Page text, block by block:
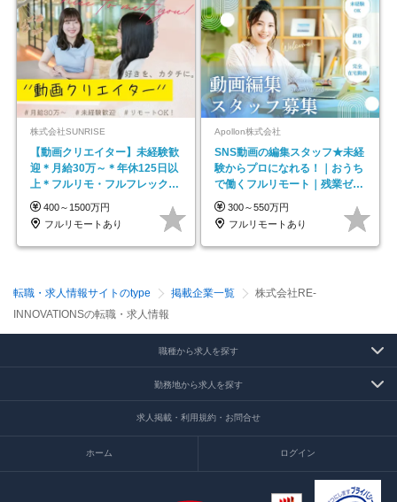
株式会社SUNRISE
【動画クリエイター】未経験歓
迎＊月給30万～＊年休125日以
上＊フルリモ・フルフレックス
◆10名の採用が決定◆
400～1500万円
フルリモートあり
Apollon株式会社
SNS動画の編集スタッフ★未経
験からプロになれる！｜おうち
で働くフルリモート｜残業ゼロ
で18時退勤◎
300～550万円
フルリモートあり
転職・求人情報サイトのtype 掲載企業一覧
株式会社RE-
INNOVATIONSの転職・求人情報
職種から求人を探す
勤務地から求人を探す
求人掲載・利用規約・お問合せ
ホーム ログイン